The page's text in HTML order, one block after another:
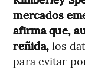
mercados
afirma que,
reñida, los
para evitar